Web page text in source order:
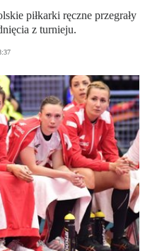
piłkarki ręczne przegrały
z turnieju.